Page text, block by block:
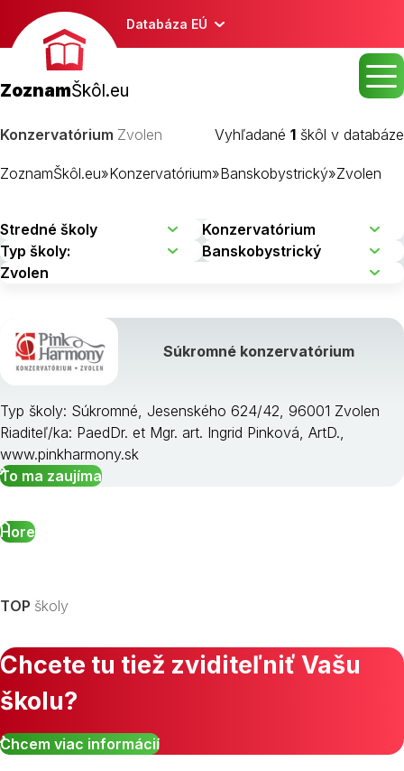
Databáza EÚ
ZoznamŠkôl.eu
Konzervatórium Zvolen Vyhľadané 1 škôl v databáze
ZoznamŠkôl.eu»Konzervatórium»Banskobystrický»Zvolen
Súkromné konzervatórium
Typ školy: Súkromné, Jesenského 624/42, 96001 Zvolen
Riaditeľ/ka: PaedDr. et Mgr. art. Ingrid Pinková, ArtD.,
www.pinkharmony.sk
To ma zaujíma
Hore
TOP školy
Chcete tu tiež zviditeľniť Vašu
školu?
Chcem viac informácií